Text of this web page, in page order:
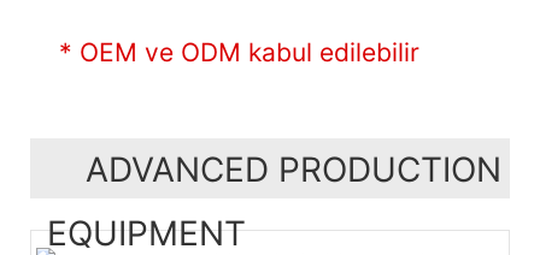
* OEM ve ODM kabul edilebilir
ADVANCED PRODUCTION
EQUIPMENT